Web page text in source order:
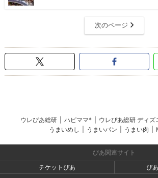
次のページ
ウレぴあ総研 ハピママ* ウレぴあ総研 ディズ
うまいめし
うまいパン うまい肉
ぴあ関連サイト
チケットぴあ
ぴ